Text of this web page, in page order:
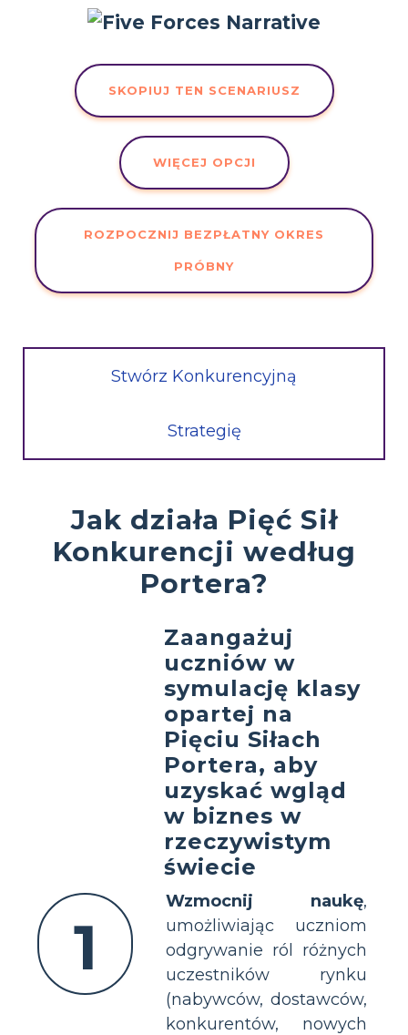
SKOPIUJ TEN SCENARIUSZ
WIĘCEJ OPCJI
ROZPOCZNIJ BEZPŁATNY OKRES
PRÓBNY
Stwórz Konkurencyjną
Strategię
Jak działa Pięć Sił
Konkurencji według
Portera?
1
Zaangażuj
uczniów w
symulację klasy
opartej na
Pięciu Siłach
Portera, aby
uzyskać wgląd
w biznes w
rzeczywistym
świecie
Wzmocnij naukę,
umożliwiając uczniom
odgrywanie ról różnych
uczestników rynku
(nabywców, dostawców,
konkurentów, nowych